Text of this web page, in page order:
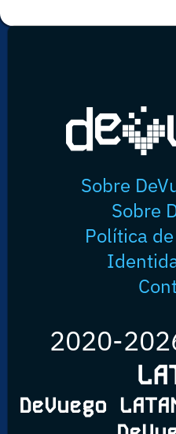
Sobre
Sobre
Política
2020-
DeVuego